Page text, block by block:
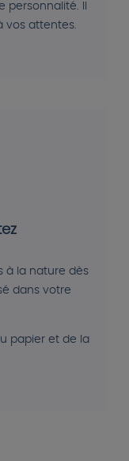
Il
vos attentes.
à la nature dès
dans votre
papier et de la